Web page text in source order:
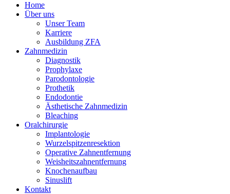
Home
Über uns
Unser Team
Karriere
Ausbildung ZFA
Zahnmedizin
Diagnostik
Prophylaxe
Parodontologie
Prothetik
Endodontie
Ästhetische Zahnmedizin
Bleaching
Oralchirurgie
Implantologie
Wurzelspitzenresektion
Operative Zahnentfernung
Weisheitszahnentfernung
Knochenaufbau
Sinuslift
Kontakt